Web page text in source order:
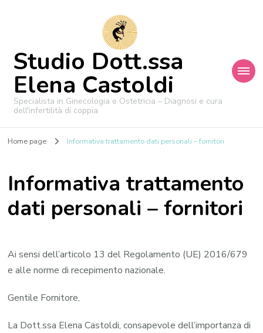
Studio Dott.ssa
Elena Castoldi
Specialista in Ginecologia e Ostetricia – Diagnosi e cura
dell'infertilità di coppia
Home page Informativa trattamento dati personali – fornitori
Informativa trattamento
dati personali – fornitori
Ai sensi dell’articolo 13 del Regolamento (UE) 2016/679
e alle norme di recepimento nazionale.
Gentile Fornitore,
La Dott.ssa Elena Castoldi, consapevole dell’importanza di